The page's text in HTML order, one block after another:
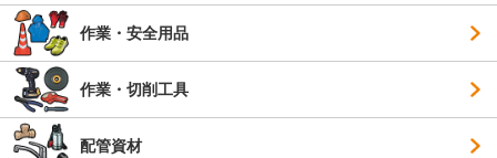
作業・安全用品
作業・切削工具
配管資材